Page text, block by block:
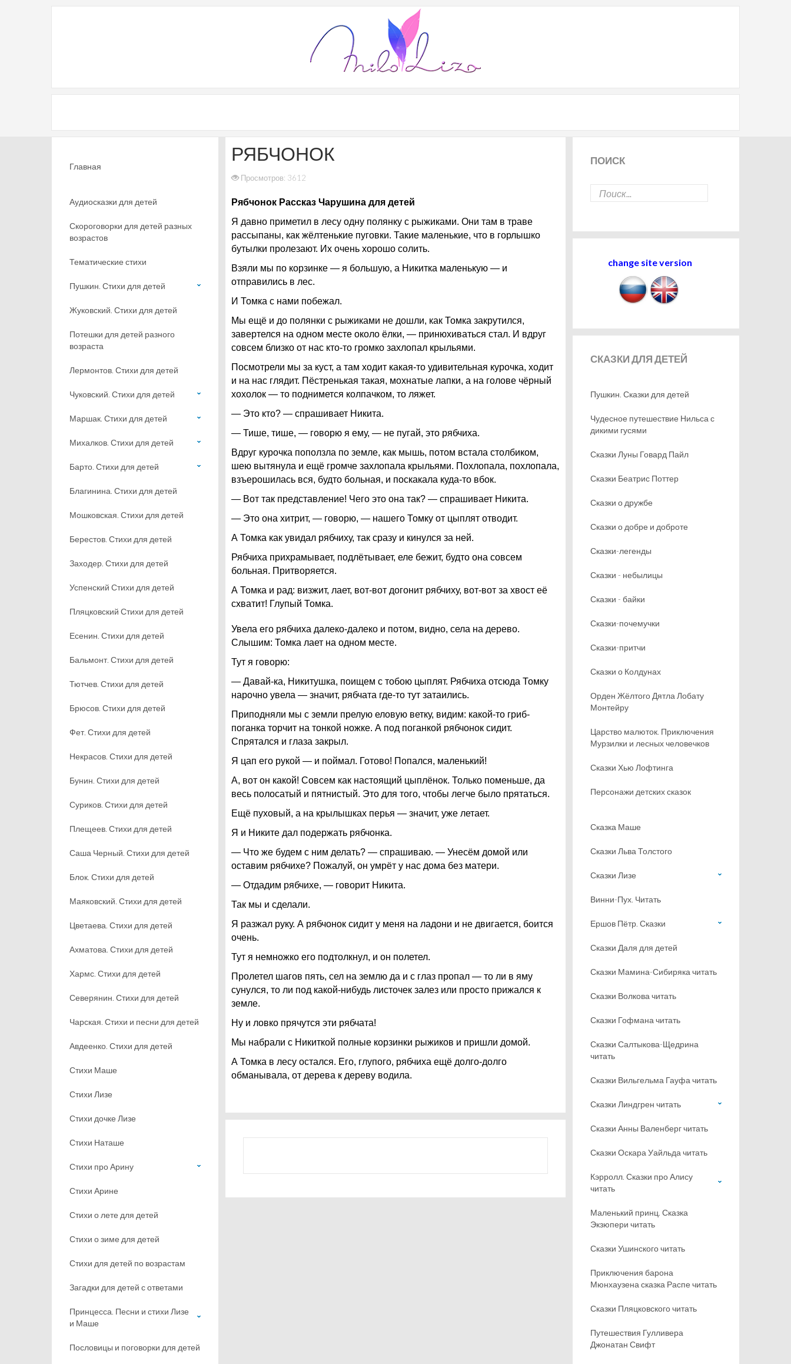
РЯБЧОНОК
Просмотров: 3612
Рябчонок Рассказ Чарушина для детей
Я давно приметил в лесу одну полянку с рыжиками. Они там в траве
рассыпаны, как жёлтенькие пуговки. Такие маленькие, что в горлышко
бутылки пролезают. Их очень хорошо солить.
Взяли мы по корзинке — я большую, а Никитка маленькую — и
отправились в лес.
И Томка с нами побежал.
Мы ещё и до полянки с рыжиками не дошли, как Томка закрутился,
завертелся на одном месте около ёлки, — принюхиваться стал. И вдруг
совсем близко от нас кто-то громко захлопал крыльями.
Посмотрели мы за куст, а там ходит какая-то удивительная курочка, ходит
и на нас глядит. Пёстренькая такая, мохнатые лапки, а на голове чёрный
хохолок — то поднимется колпачком, то ляжет.
— Это кто? — спрашивает Никита.
— Тише, тише, — говорю я ему, — не пугай, это рябчиха.
Вдруг курочка поползла по земле, как мышь, потом встала столбиком,
шею вытянула и ещё громче захлопала крыльями. Похлопала, похлопала,
взъерошилась вся, будто больная, и поскакала куда-то вбок.
— Вот так представление! Чего это она так? — спрашивает Никита.
— Это она хитрит, — говорю, — нашего Томку от цыплят отводит.
А Томка как увидал рябчиху, так сразу и кинулся за ней.
Рябчиха прихрамывает, подлётывает, еле бежит, будто она совсем
больная. Притворяется.
А Томка и рад: визжит, лает, вот-вот догонит рябчиху, вот-вот за хвост её
схватит! Глупый Томка.
Увела его рябчиха далеко-далеко и потом, видно, села на дерево.
Слышим: Томка лает на одном месте.
Тут я говорю:
— Давай-ка, Никитушка, поищем с тобою цыплят. Рябчиха отсюда Томку
нарочно увела — значит, рябчата где-то тут затаились.
Приподняли мы с земли прелую еловую ветку, видим: какой-то гриб-
поганка торчит на тонкой ножке. А под поганкой рябчонок сидит.
Спрятался и глаза закрыл.
Я цап его рукой — и поймал. Готово! Попался, маленький!
А, вот он какой! Совсем как настоящий цыплёнок. Только поменьше, да
весь полосатый и пятнистый. Это для того, чтобы легче было прятаться.
Ещё пуховый, а на крылышках перья — значит, уже летает.
Я и Никите дал подержать рябчонка.
— Что же будем с ним делать? — спрашиваю. — Унесём домой или
оставим рябчихе? Пожалуй, он умрёт у нас дома без матери.
— Отдадим рябчихе, — говорит Никита.
Так мы и сделали.
Я разжал руку. А рябчонок сидит у меня на ладони и не двигается, боится
очень.
Тут я немножко его подтолкнул, и он полетел.
Пролетел шагов пять, сел на землю да и с глаз пропал — то ли в яму
сунулся, то ли под какой-нибудь листочек залез или просто прижался к
земле.
Ну и ловко прячутся эти рябчата!
Мы набрали с Никиткой полные корзинки рыжиков и пришли домой.
А Томка в лесу остался. Его, глупого, рябчиха ещё долго-долго
обманывала, от дерева к дереву водила.
Главная
Аудиосказки для детей
Скороговорки для детей разных
возрастов
Тематические стихи
Пушкин. Стихи для детей
Жуковский. Стихи для детей
Потешки для детей разного
возраста
Лермонтов. Стихи для детей
Чуковский. Стихи для детей
Маршак. Стихи для детей
Михалков. Стихи для детей
Барто. Стихи для детей
Благинина. Стихи для детей
Мошковская. Стихи для детей
Берестов. Стихи для детей
Заходер. Стихи для детей
Успенский Стихи для детей
Пляцковский Стихи для детей
Есенин. Стихи для детей
Бальмонт. Стихи для детей
Тютчев. Стихи для детей
Брюсов. Стихи для детей
Фет. Стихи для детей
Некрасов. Стихи для детей
Бунин. Стихи для детей
Суриков. Стихи для детей
Плещеев. Стихи для детей
Саша Черный. Стихи для детей
Блок. Стихи для детей
Маяковский. Стихи для детей
Цветаева. Стихи для детей
Ахматова. Стихи для детей
Хармс. Стихи для детей
Северянин. Стихи для детей
Чарская. Стихи и песни для детей
Авдеенко. Стихи для детей
Стихи Маше
Стихи Лизе
Стихи дочке Лизе
Стихи Наташе
Стихи про Арину
Стихи Арине
Стихи о лете для детей
Стихи о зиме для детей
Стихи для детей по возрастам
Загадки для детей с ответами
Принцесса. Песни и стихи Лизе
и Маше
Пословицы и поговорки для детей
ПОИСК
change site version
СКАЗКИДЛЯ ДЕТЕЙ
Пушкин. Сказки для детей
Чудесное путешествие Нильса с
дикими гусями
Сказки Луны Говард Пайл
Сказки Беатрис Поттер
Сказки о дружбе
Сказки о добре и доброте
Сказки-легенды
Сказки - небылицы
Сказки - байки
Сказки-почемучки
Сказки-притчи
Сказки о Колдунах
Орден Жёлтого Дятла Лобату
Монтейру
Царство малюток. Приключения
Мурзилки и лесных человечков
Сказки Хью Лофтинга
Персонажи детских сказок
Сказка Маше
Сказки Льва Толстого
Сказки Лизе
Винни-Пух. Читать
Ершов Пётр. Сказки
Сказки Даля для детей
Сказки Мамина-Сибиряка читать
Сказки Волкова читать
Сказки Гофмана читать
Сказки Салтыкова-Щедрина
читать
Сказки Вильгельма Гауфа читать
Сказки Линдгрен читать
Сказки Анны Валенберг читать
Сказки Оскара Уайльда читать
Кэрролл. Сказки про Алису
читать
Маленький принц. Сказка
Экзюпери читать
Сказки Ушинского читать
Приключения барона
Мюнхаузена сказка Распе читать
Сказки Пляцковского читать
Путешествия Гулливера
Джонатан Свифт